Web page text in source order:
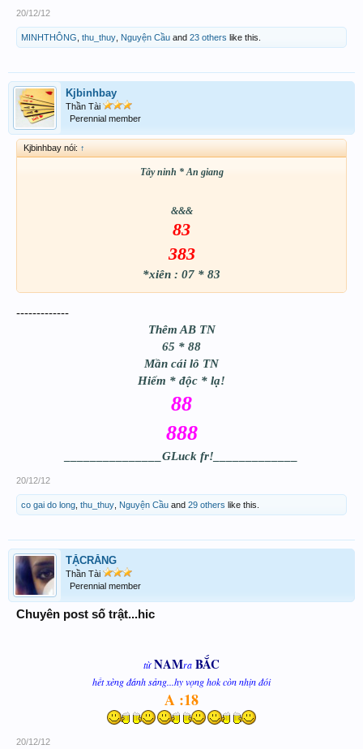
đánh luôn vl-bd,nếu ra rồi thì bỏ làm con số khác.phương pháp rất
đơn giảng lấy hai số giải tám của đài bến tre.
bây giờ tôi đưa lên 100 con số chỉ giành cho đn-ct,trước
TN-AG
20/12/12
MINHTHÔNG thu_thuy Nguyện Cầu and 23 others like this.
Kjbinhbay
Thần Tài
Perennial member
Kjbinhbay nói: ↑
Tây ninh * An giang
&&&
83
383
*xiên : 07 * 83
-------------
Thêm AB TN
65 * 88
Mần cái lô TN
Hiếm * độc * lạ!
88
888
_______________GLuck fr!_____________
20/12/12
co gai do long thu_thuy Nguyện Cầu and 29 others like this.
TẶCRĂNG
Thần Tài
Perennial member
Chuyên post số trật...hic
từ NAMra BẮC
hết xèng đánh sảng...hy vọng hok còn nhịn đói
A :18
20/12/12